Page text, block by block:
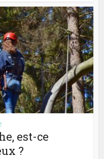
est-ce
?